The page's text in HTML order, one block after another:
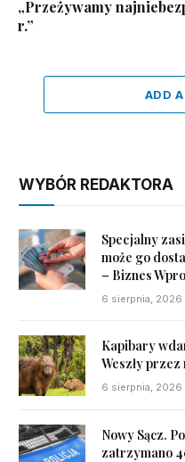
„Przeżywamy
r.”
ADD
WYBÓR REDAKTORA
Specjalny
może go
– Biznes
6 sierpnia, 2026
Kapibary
Weszły
6 sierpnia, 2026
Nowy Sącz.
zatrzymano